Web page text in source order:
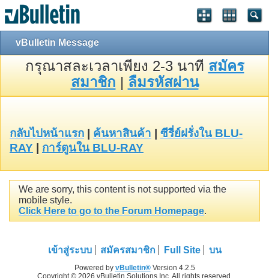
vBulletin Message
กรุณาสละเวลาเพียง 2-3 นาที สมัคร
สมาชิก | ลืมรหัสผ่าน
กลับไปหน้าแรก ค้นหาสินค้า
ซีรี่ย์ฝรั่งใน BLU-
RAY
การ์ตูนใน BLU-RAY
We are sorry, this content is not supported via the
mobile style.
Click Here to go to the Forum Homepage.
เข้าสู่ระบบ สมัครสมาชิก Full Site บน
Powered by vBulletin®Version 4.2.5
Copyright © 2026 vBulletin Solutions Inc. All rights reserved.